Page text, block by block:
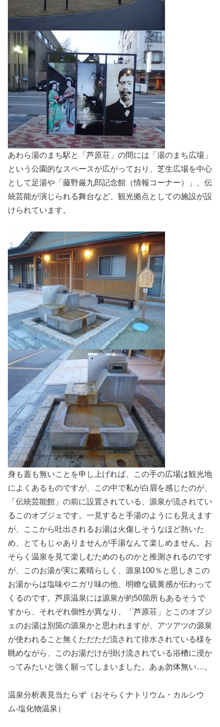
あわら湯のまち駅と「芦原荘」の間には「湯のまち広場」
という公園的なスペースが広がっており、芝生広場を中心
として足湯や「藤野厳九郎記念館（情報コーナー）」、伝
統芸能が演じられる舞台など、観光拠点としての施設が設
けられています。
身も蓋も無いことを申し上げれば、この手の広場は観光地
によくあるものですが、この中で私が白眉を感じたのが、
「伝統芸能館」の前に設置されている、源泉が流されてい
るこのオブジェです。一見すると手湯のようにも見えます
が、ここから吐出されるお湯は火傷しそうなほど熱いた
め、とてもじゃありませんが手湯なんて楽しめません。お
そらく温泉を見て楽しむためのものかと推測されるのです
が、このお湯が実に素晴らしく、源泉100％と思しきこの
お湯からは塩味やニガリ味の他、明瞭な硫黄感が伝わって
くるのです。芦原温泉には源泉が約50箇所もあるそうで
すから、それぞれ個性が異なり、「芦原荘」とこのオブジ
ェのお湯は別箇の源泉かと思われますが、アツアツの源泉
が使われること無くただただ流されて排水されている様を
眺めながら、このお湯だけが掛け流されている浴槽に浸か
ってみたいと強く願ってしまいました。あぁ勿体無い…。
温泉分析表見当たらず（おそらくナトリウム・カルシウ
ム-塩化物温泉）